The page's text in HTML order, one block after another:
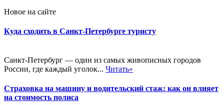
Новое на сайте
Куда сходить в Санкт-Петербурге туристу
Санкт-Петербург — один из самых живописных городов
России, где каждый уголок... Читать»
Страховка на машину и водительский стаж: как он влияет
на стоимость полиса